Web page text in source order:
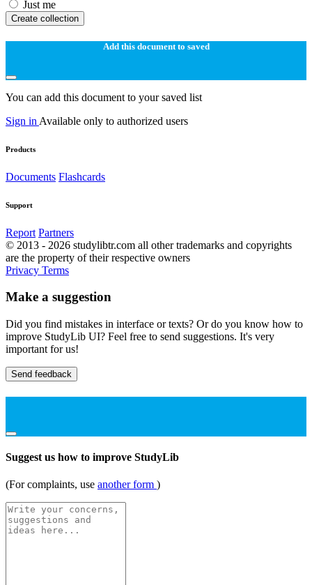
Just me
Create collection
Add this document to saved
You can add this document to your saved list
Sign in Available only to authorized users
Products
Documents Flashcards
Support
Report Partners
© 2013 - 2026 studylibtr.com all other trademarks and copyrights
are the property of their respective owners
Privacy Terms
Make a suggestion
Did you find mistakes in interface or texts? Or do you know how to
improve StudyLib UI? Feel free to send suggestions. It's very
important for us!
Send feedback
Suggest us how to improve StudyLib
(For complaints, use another form )